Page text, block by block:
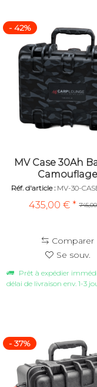
- 42%
MV Case 30Ah
Camouflage
Réf. d'article : MV-30-
435,00 € *
Comparer
Se souv.
Prêt à expédier
délai de livraison env. 1-3
- 37%